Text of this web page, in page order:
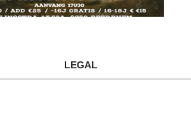
LEGAL